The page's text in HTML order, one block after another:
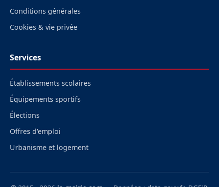
Conditions générales
Cookies & vie privée
Services
Établissements scolaires
Équipements sportifs
Élections
Offres d'emploi
Urbanisme et logement